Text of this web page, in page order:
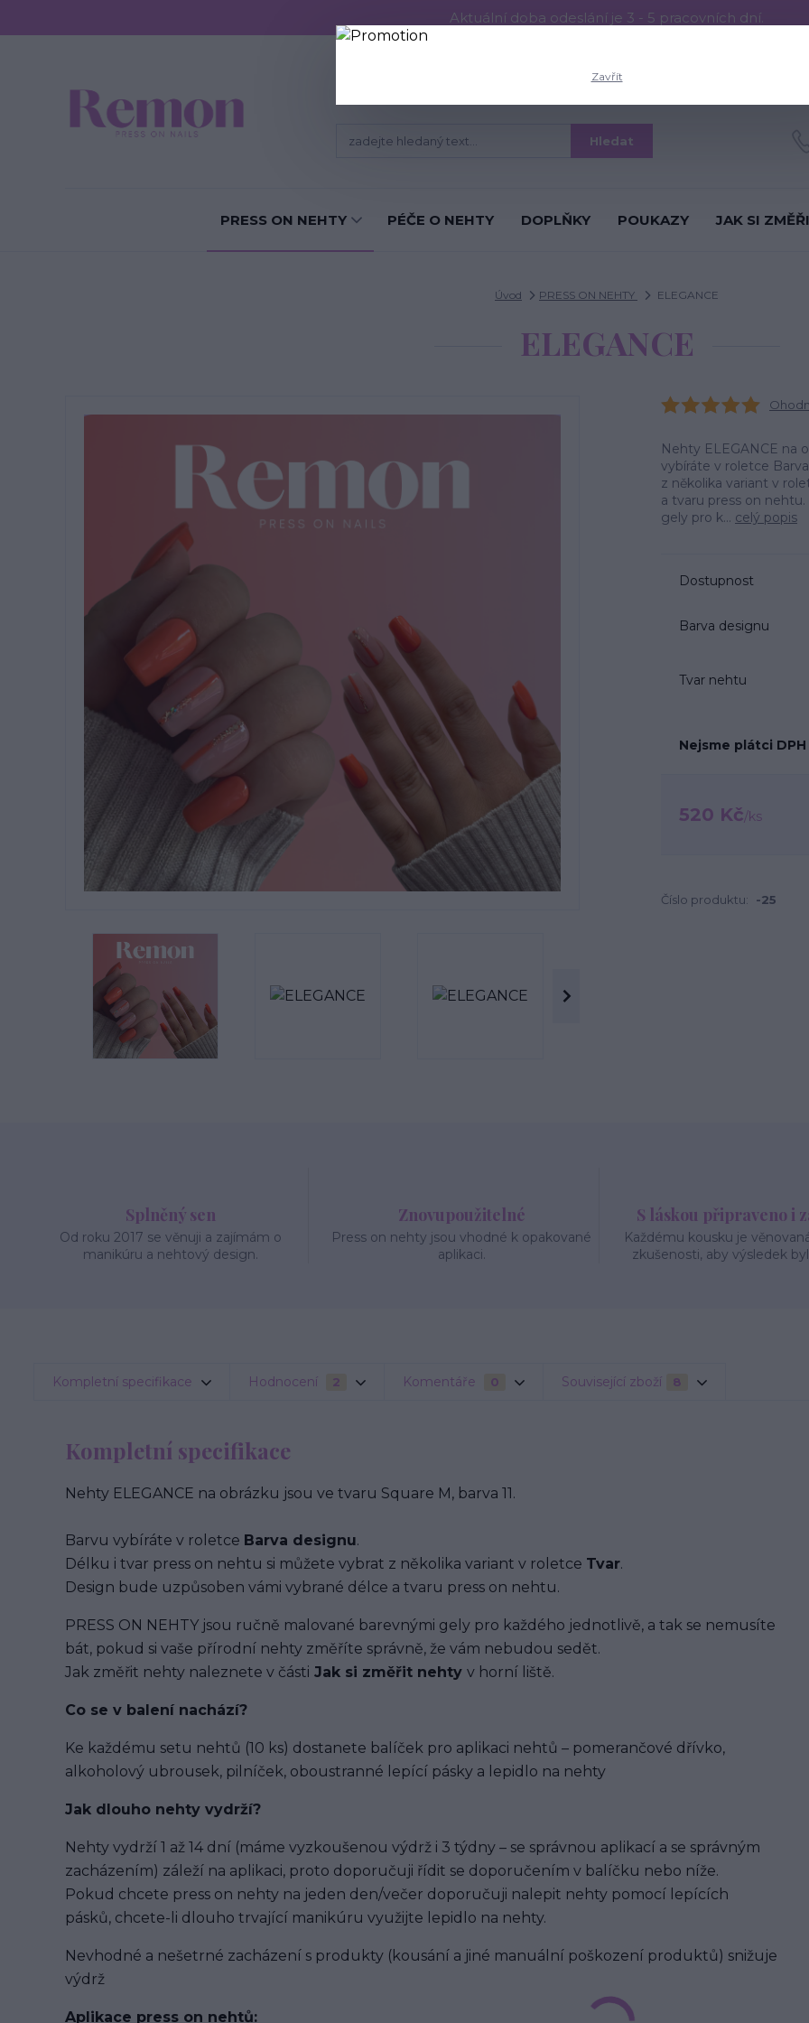
Aktuální doba odeslání je 3 - 5 pracovních dní.
Hledat
PRESS ON NEHTY PÉČE O NEHTY DOPLŇKY POUKAZY JAK SI
Úvod PRESS ON NEHTY ELEGANCE
ELEGANCE
Nehty ELEGANCE na
vybíráte v roletce
z několika variant v
a tvaru press on
gely pro k... celý popis
Dostupnost
Barva designu
Tvar nehtu
Nejsme plátci DPH
520 Kč/ks
Číslo produktu: -25
Splněný sen
Od roku 2017 se věnuji a zajímám o
manikúru a nehtový design.
Znovupoužitelné
Press on nehty jsou vhodné k opakované
aplikaci.
S láskou připraveno i
Každému kousku je
zkušenosti, aby výsledek
Kompletní specifikace Hodnocení 2 Komentáře 0 Související zboží 8
Kompletní specifikace
Nehty ELEGANCE na obrázku jsou ve tvaru Square M, barva 11.
Barvu vybíráte v roletce Barva designu.
Délku i tvar press on nehtu si můžete vybrat z několika variant v roletce Tvar.
Design bude uzpůsoben vámi vybrané délce a tvaru press on nehtu.
PRESS ON NEHTY jsou ručně malované barevnými gely pro každého jednotlivě, a tak se nemusíte
bát, pokud si vaše přírodní nehty změříte správně, že vám nebudou sedět.
Jak změřit nehty naleznete v části Jak si změřit nehty v horní liště.
Co se v balení nachází?
Ke každému setu nehtů (10 ks) dostanete balíček pro aplikaci nehtů – pomerančové dřívko,
alkoholový ubrousek, pilníček, oboustranné lepící pásky a lepidlo na nehty
Jak dlouho nehty vydrží?
Nehty vydrží 1 až 14 dní (máme vyzkoušenou výdrž i 3 týdny – se správnou aplikací a se správným
zacházením) záleží na aplikaci, proto doporučuji řídit se doporučením v balíčku nebo níže.
Pokud chcete press on nehty na jeden den/večer doporučuji nalepit nehty pomocí lepících
pásků, chcete-li dlouho trvající manikúru využijte lepidlo na nehty.
Nevhodné a nešetrné zacházení s produkty (kousání a jiné manuální poškození produktů) snižuje
výdrž
Aplikace press on nehtů:
Zavřít